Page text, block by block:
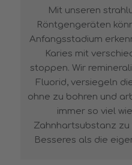
Mit unseren
Röntgengeräten
Anfangsstadium
Karies mit
stoppen. Wir
Fluorid, versiegeln
ohne zu bohren und
immer so viel
Zahnhartsubstanz
Besseres als die